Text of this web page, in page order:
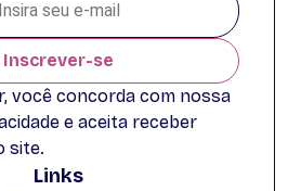
Inscrever-se
você concorda com nossa
e aceita receber
site.
Links